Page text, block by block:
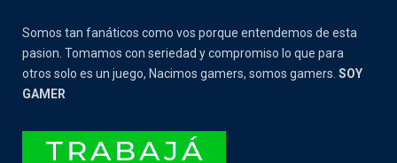
Somos tan fanáticos como vos porque entendemos de esta
pasion. Tomamos con seriedad y compromiso lo que para
otros solo es un juego, Nacimos gamers, somos gamers. SOY
GAMER